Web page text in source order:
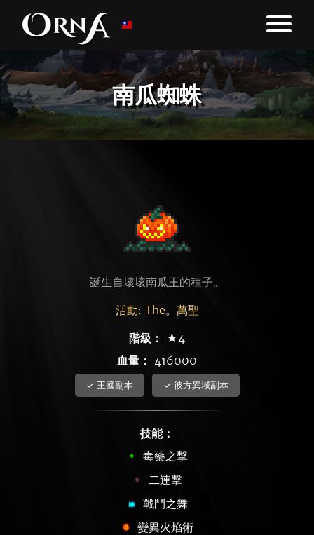
南瓜蜘蛛
誕生自壞壞南瓜王的種子。
活動: The。萬聖
階級：
★4
血量： 416000
✓ 王國副本 ✓ 彼方異域副本
技能：
毒藥之擊
二連擊
戰鬥之舞
變異火焰術